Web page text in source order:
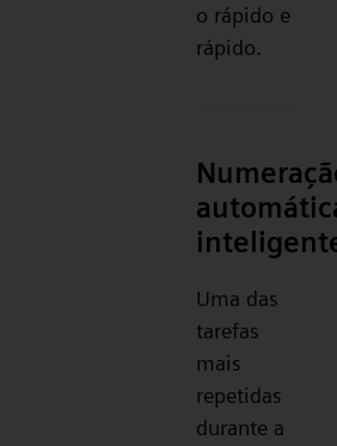
o rápido e
rápido.
Uma das
tarefas
mais
repetidas
durante a